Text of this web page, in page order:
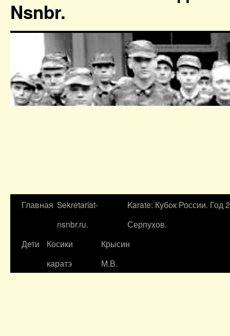
Nsnbr.
Главная Sekretariat-
nsnbr.ru.
Karate: Кубок России. Год
Серпухов.
Дети
Косики
каратэ
Крысин
М.В.